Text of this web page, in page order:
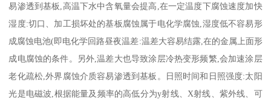
易渗透到基板,高温下水中含氧量会提高,在一定温度下腐蚀速度加快
湿度:切口、加工损坏处的基板腐蚀属于电化学腐蚀,湿度低不容易形
成腐蚀电池(即电化学回路昼夜温差:温差大容易结露,在的金属上面形
成电腐蚀的条件。另外,温差大也导致涂层冷热变形频繁,会加速涂层
老化疏松,外界腐蚀介质容易渗透到基板。日照时间和日照强度:太阳
光是电磁波,根据能量及频率的高低分为y射线、X射线、紫外线、可